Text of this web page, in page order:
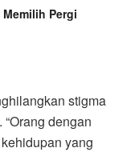
Pergi
stigma
dengan
yang